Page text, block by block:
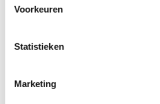
Voorkeuren
Statistieken
Marketing